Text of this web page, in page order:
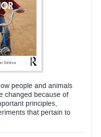
people and animals
changed because of
principles,
that pertain to